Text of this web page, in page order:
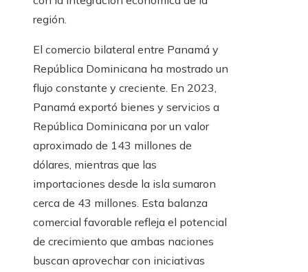
región.
El comercio bilateral entre Panamá y
República Dominicana ha mostrado un
flujo constante y creciente. En 2023,
Panamá exportó bienes y servicios a
República Dominicana por un valor
aproximado de 143 millones de
dólares, mientras que las
importaciones desde la isla sumaron
cerca de 43 millones. Esta balanza
comercial favorable refleja el potencial
de crecimiento que ambas naciones
buscan aprovechar con iniciativas